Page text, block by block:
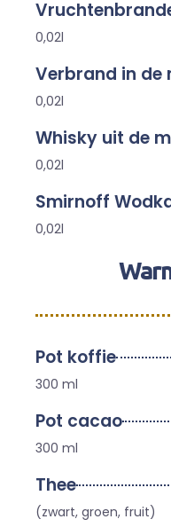
0,02l
Verbrand in de
0,02l
Whisky uit de
0,02l
Smirnoff
0,02l
Pot koffie
300 ml
Pot cacao
300 ml
Thee
(zwart, groen, fruit)